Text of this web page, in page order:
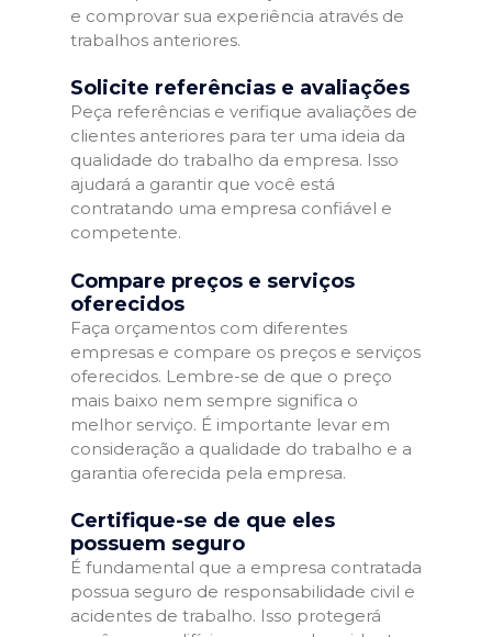
e comprovar sua experiência através de
trabalhos anteriores.
Solicite referências e avaliações
Peça referências e verifique avaliações de
clientes anteriores para ter uma ideia da
qualidade do trabalho da empresa. Isso
ajudará a garantir que você está
contratando uma empresa confiável e
competente.
Compare preços e serviços
oferecidos
Faça orçamentos com diferentes
empresas e compare os preços e serviços
oferecidos. Lembre-se de que o preço
mais baixo nem sempre significa o
melhor serviço. É importante levar em
consideração a qualidade do trabalho e a
garantia oferecida pela empresa.
Certifique-se de que eles
possuem seguro
É fundamental que a empresa contratada
possua seguro de responsabilidade civil e
acidentes de trabalho. Isso protegerá